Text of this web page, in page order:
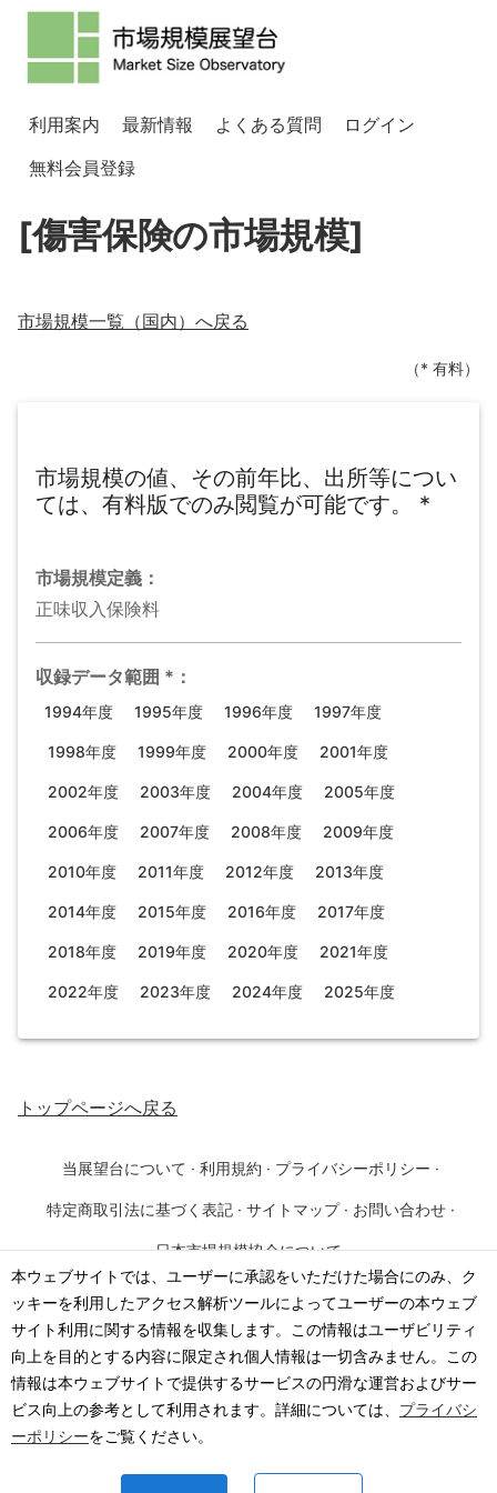
本ウェブサイトでは、ユーザーに承認をいただけた場合にのみ、ク
ッキーを利用したアクセス解析ツールによってユーザーの本ウェブ
サイト利用に関する情報を収集します。この情報はユーザビリティ
向上を目的とする内容に限定され個人情報は一切含みません。この
情報は本ウェブサイトで提供するサービスの円滑な運営およびサー
ビス向上の参考として利用されます。詳細については、 プライバシ
ーポリシーをご覧ください。
利用案内 最新情報 よくある質問
ログイン
無料会員登録
[傷害保険の市場規模]
市場規模一覧（国内）へ戻る
（* 有料）
市場規模の値、その前年比、出所等につい
ては、有料版でのみ閲覧が可能です。
*
市場規模定義：
正味収入保険料
収録データ範囲 * ：
1994年度 1995年度 1996年度 1997年度
1998年度 1999年度 2000年度 2001年度
2002年度 2003年度 2004年度 2005年度
2006年度 2007年度 2008年度 2009年度
2010年度 2011年度 2012年度 2013年度
2014年度 2015年度 2016年度 2017年度
2018年度 2019年度 2020年度 2021年度
2022年度 2023年度 2024年度 2025年度
トップページへ戻る
当展望台について · 利用規約 · プライバシーポリシー ·
特定商取引法に基づく表記 · サイトマップ · お問い合わせ ·
日本市場規模協会について
©2026· 一般社団法人 日本市場規模協会